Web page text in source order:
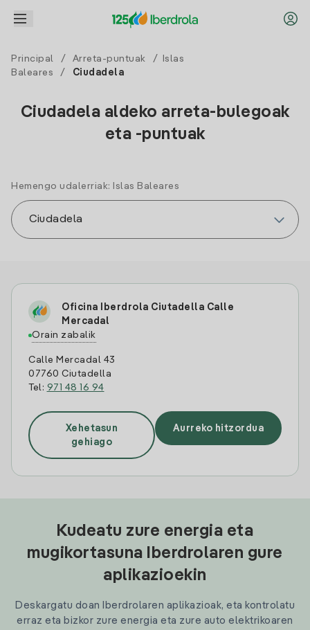
Principal / Arreta-puntuak /
Islas
Baleares
/ Ciudadela
Ciudadela aldeko arreta-bulegoak
eta -puntuak
Hemengo udalerriak: Islas Baleares
Oficina Iberdrola Ciutadella Calle
Mercadal
Orain zabalik
Calle Mercadal 43
07760 Ciutadella
Tel: 971 48 16 94
Xehetasun
gehiago
Aurreko hitzordua
Kudeatu zure energia eta
mugikortasuna Iberdrolaren gure
aplikazioekin
Deskargatu doan Iberdrolaren aplikazioak, eta kontrolatu
erraz eta bizkor zure energia eta zure auto elektrikoaren